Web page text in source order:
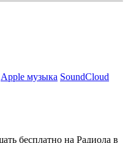
Apple музыка SoundCloud